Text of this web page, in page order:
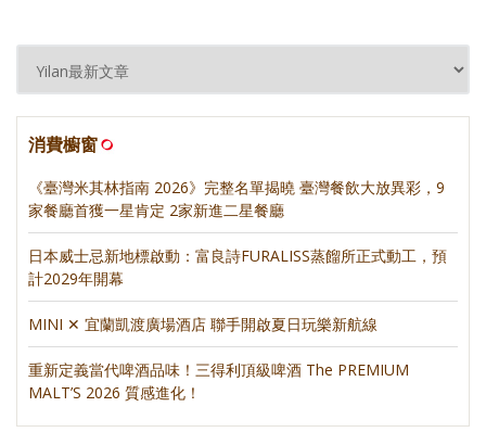
消費櫥窗
《臺灣米其林指南 2026》完整名單揭曉 臺灣餐飲大放異彩，9
家餐廳首獲一星肯定 2家新進二星餐廳
日本威士忌新地標啟動：富良詩FURALISS蒸餾所正式動工，預
計2029年開幕
MINI ✕ 宜蘭凱渡廣場酒店 聯手開啟夏日玩樂新航線
重新定義當代啤酒品味！三得利頂級啤酒 The PREMIUM
MALT’S 2026 質感進化！